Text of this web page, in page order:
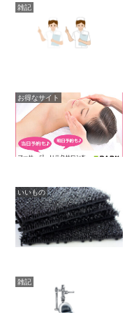
雑記
お得なサイト
いいもの
雑記